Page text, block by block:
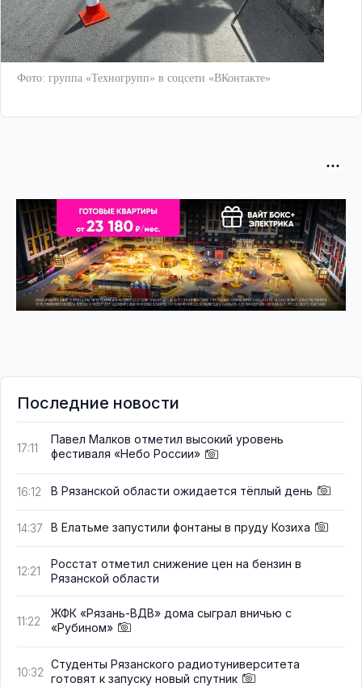
Фото: группа «Техногрупп» в соцсети «ВКонтакте»
Последние новости
17:11
Павел Малков отметил высокий уровень
фестиваля «Небо России»
16:12 В Рязанской области ожидается тёплый день
14:37 В Елатьме запустили фонтаны в пруду Козиха
12:21
Росстат отметил снижение цен на бензин в
Рязанской области
11:22
ЖФК «Рязань-ВДВ» дома сыграл вничью с
«Рубином»
10:32
Студенты Рязанского радиотуниверситета
готовят к запуску новый спутник